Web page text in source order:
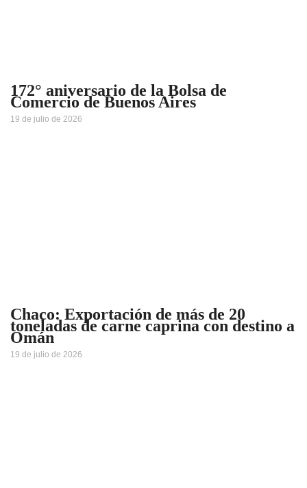
172° aniversario de la Bolsa de
Comercio de Buenos Aires
19 de julio de 2026
Chaco: Exportación de más de 20
toneladas de carne caprina con destino a
Omán
19 de julio de 2026